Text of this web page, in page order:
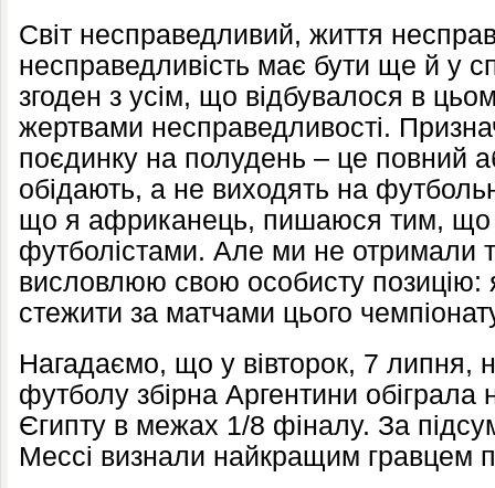
Світ несправедливий, життя
несправедливість має бути ще й у
згоден з усім, що відбувалося в
жертвами несправедливості.
поєдинку на полудень – це повний
обідають, а не виходять на
що я африканець, пишаюся тим, що
футболістами. Але ми не отримали
висловлюю свою особисту позицію:
стежити за матчами цього
Нагадаємо, що у вівторок, 7 липня,
футболу збірна Аргентини обіграла
Єгипту в межах 1/8 фіналу. За
Мессі визнали найкращим гравцем